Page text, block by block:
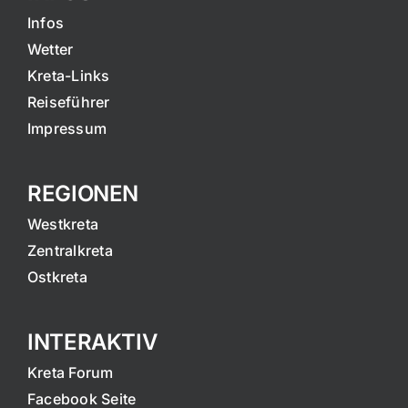
Infos
Wetter
Kreta-Links
Reiseführer
Impressum
REGIONEN
Westkreta
Zentralkreta
Ostkreta
INTERAKTIV
Kreta Forum
Facebook Seite